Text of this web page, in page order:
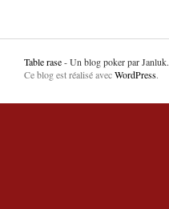
Table rase- Un blog poker par Janluk.
Ce blog est réalisé avecWordPress.